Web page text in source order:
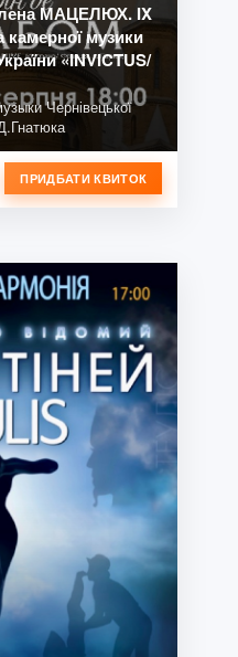
МАЦЕЛЮХ. IX
камерної музики
«INVICTUS/
Чернівецької
ПРИДБАТИ КВИТОК